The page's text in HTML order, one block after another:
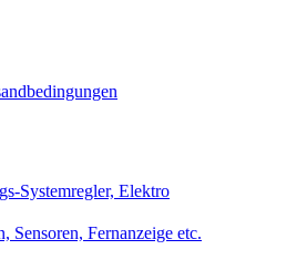
Systemregler, Elektro
Sensoren, Fernanzeige etc.